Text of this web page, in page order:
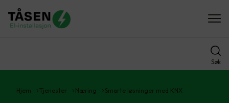
Søk
Hjem Tjenester Næring Smarte løsninger med KNX